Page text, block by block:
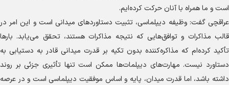
است و ما همراه با آنان حرکت کرده‌ایم.
عراقچی گفت: وظیفه دیپلماسی، تثبیت دستاورد‌های میدانی است و این امر در
قالب مذاکرات و توافق‌هایی که نتیجه مذاکرات هستند، تحقق می‌یابد. بار‌ها
تأکید کرده‌ام که مذاکره‌کننده بدون تکیه بر قدرت میدانی قادر به دستیابی به
دستاورد نیست. مهارت‌های دیپلمات‌ها ممکن است تنها تأثیری جزئی بر روند
داشته باشد، اما قدرت میدان، پایه و اساس موفقیت دیپلماسی است و در عرصه